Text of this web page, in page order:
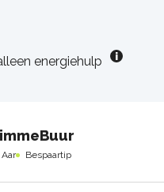
energiehulp
Aar Bespaartip